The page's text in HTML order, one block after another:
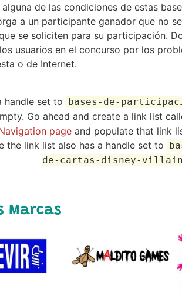
de las condiciones de estas
a un participante ganador que no
se soliciten para su participación.
usuarios en el concurso por los
o de Internet.
handle set to bases-de-
Go ahead and create a link list
page and populate that link
the link list also has a handle set to
de-cartas-disney-
Marcas